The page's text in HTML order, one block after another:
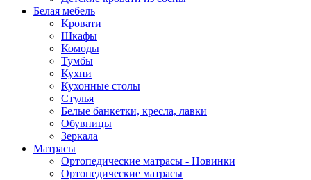
Белая мебель
Кровати
Шкафы
Комоды
Тумбы
Кухни
Кухонные столы
Стулья
Белые банкетки, кресла, лавки
Обувницы
Зеркала
Матрасы
Ортопедические матрасы - Новинки
Ортопедические матрасы